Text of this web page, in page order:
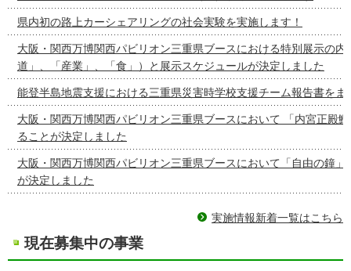
県内初の路上カーシェアリングの社会実験を実施します！
大阪・関西万博関西パビリオン三重県ブースにおける特別展示の内
道」、「産業」、「食」）と展示スケジュールが決定しました
能登半島地震支援における三重県災害時学校支援チーム報告書をま
大阪・関西万博関西パビリオン三重県ブースにおいて 「内宮正殿
ることが決定しました
大阪・関西万博関西パビリオン三重県ブースにおいて「自由の鐘」
が決定しました
実施情報新着一覧はこちら
現在募集中の事業